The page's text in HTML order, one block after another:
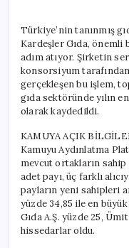
Türkiye’nin tanınmış
Kardeşler Gıda, önemli
adım atıyor. Şirketin
konsorsiyum tarafından
gerçekleşen bu işlem,
gıda sektöründe yılın
olarak kaydedildi.
KAMUYA AÇIK
Kamuyu Aydınlatma
mevcut ortakların
adet payı, üç farklı
payların yeni sahipleri
yüzde 34,85 ile en
Gıda A.Ş. yüzde 25,
hissedarlar oldu.